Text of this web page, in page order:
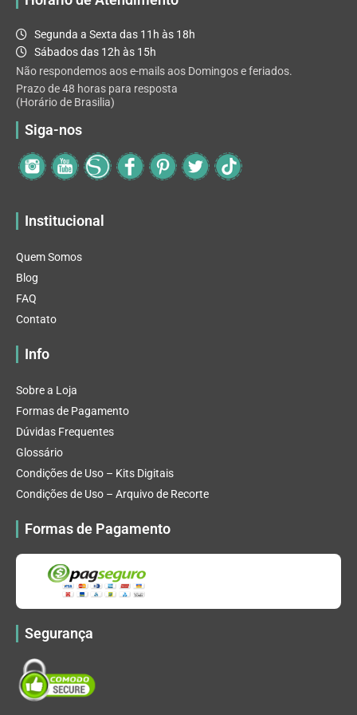
Segunda a Sexta das 11h às 18h
Sábados das 12h às 15h
Não respondemos aos e-mails aos Domingos e feriados.
Prazo de 48 horas para resposta
(Horário de Brasilia)
Siga-nos
Institucional
Quem Somos
Blog
FAQ
Contato
Info
Sobre a Loja
Formas de Pagamento
Dúvidas Frequentes
Glossário
Condições de Uso – Kits Digitais
Condições de Uso – Arquivo de Recorte
Formas de Pagamento
Segurança